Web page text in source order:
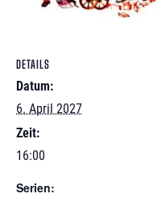
DETAILS
Datum:
6. April 2027
Zeit:
16:00
Serien: